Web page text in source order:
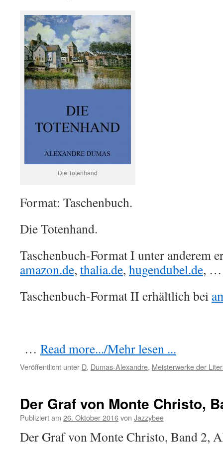
Die Totenhand
Format: Taschenbuch.
Die Totenhand.
Taschenbuch-Format I unter anderem
amazon.de, thalia.de, hugendubel.de, …
Taschenbuch-Format II erhältlich bei
… Read more.../Mehr lesen ...
Veröffentlicht unter D, Dumas-Alexandre, Meisterwerke der
Der Graf von Monte Christo,
Publiziert am 26. Oktober 2016von Jazzybee
Der Graf von Monte Christo, Band 2,